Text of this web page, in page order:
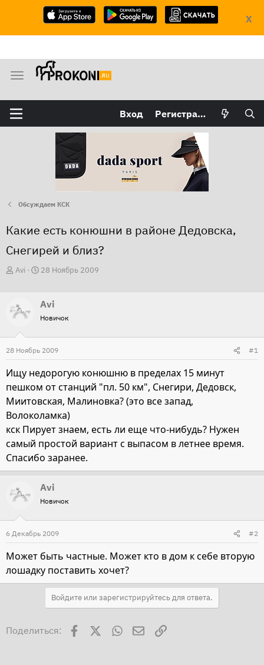
X
М
н
ю
Вход Регистрация
Обсуждаем КСК
Какие есть конюшни в районе Дедовска,
Снегирей и близ?
А
о
т
е
Avi
Д
а
ч
28 Ноябрь 2009
Avi
Новичок
28 Ноябрь 2009 #1
Ищу недорогую конюшню в пределах 15 минут
пешком от станций "пл. 50 км", Снегири, Дедовск,
Миитовская, Малиновка? (это все запад,
Волоколамка)
кск Пирует знаем, есть ли еще что-нибудь? Нужен
самый простой вариант с выпасом в летнее время.
Спасибо заранее.
Avi
Новичок
6 Декабрь 2009 #2
Может быть частные. Может кто в дом к себе вторую
лошадку поставить хочет?
Войдите или зарегистрируйтесь для ответа.
Поделиться: Facebook WhatsAppЭлектронная почта
Ссылка